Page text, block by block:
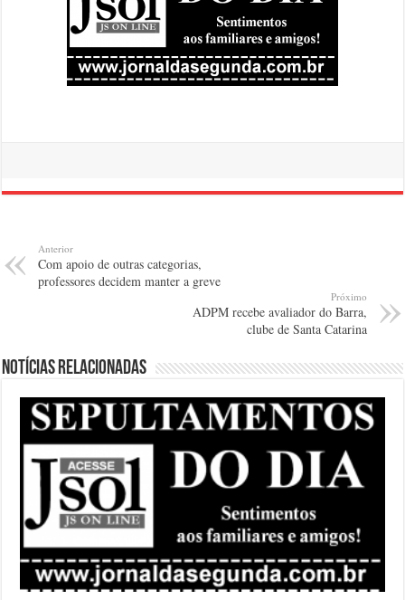
Anterior
Com apoio de outras categorias,
professores decidem manter a greve
Próximo
ADPM recebe avaliador do Barra,
clube de Santa Catarina
Notícias relacionadas